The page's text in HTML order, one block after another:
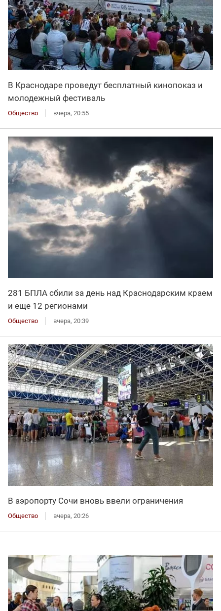
В Краснодаре проведут бесплатный кинопоказ и
молодежный фестиваль
Общество вчера, 20:55
281 БПЛА сбили за день над Краснодарским краем
и еще 12 регионами
Общество вчера, 20:39
В аэропорту Сочи вновь ввели ограничения
Общество вчера, 20:26